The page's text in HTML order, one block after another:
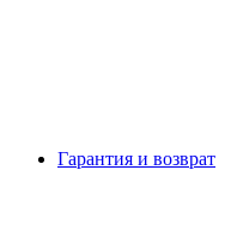
Гарантия и возврат